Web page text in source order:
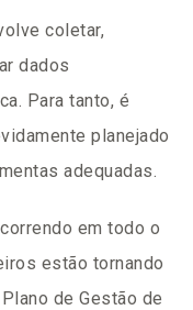
coletar,
dados
Para tanto, é
planejado
adequadas.
em todo o
estão tornando
de Gestão de